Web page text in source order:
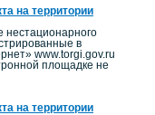
на территории
нестационарного
в
www.torgi.gov.ru
площадке не
на территории